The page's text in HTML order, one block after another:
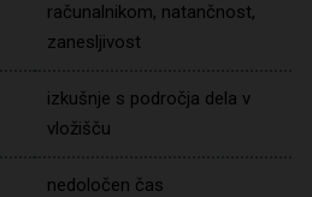
računalnikom, natančnost,
zanesljivost
izkušnje s področja dela v
vložišču
nedoločen čas